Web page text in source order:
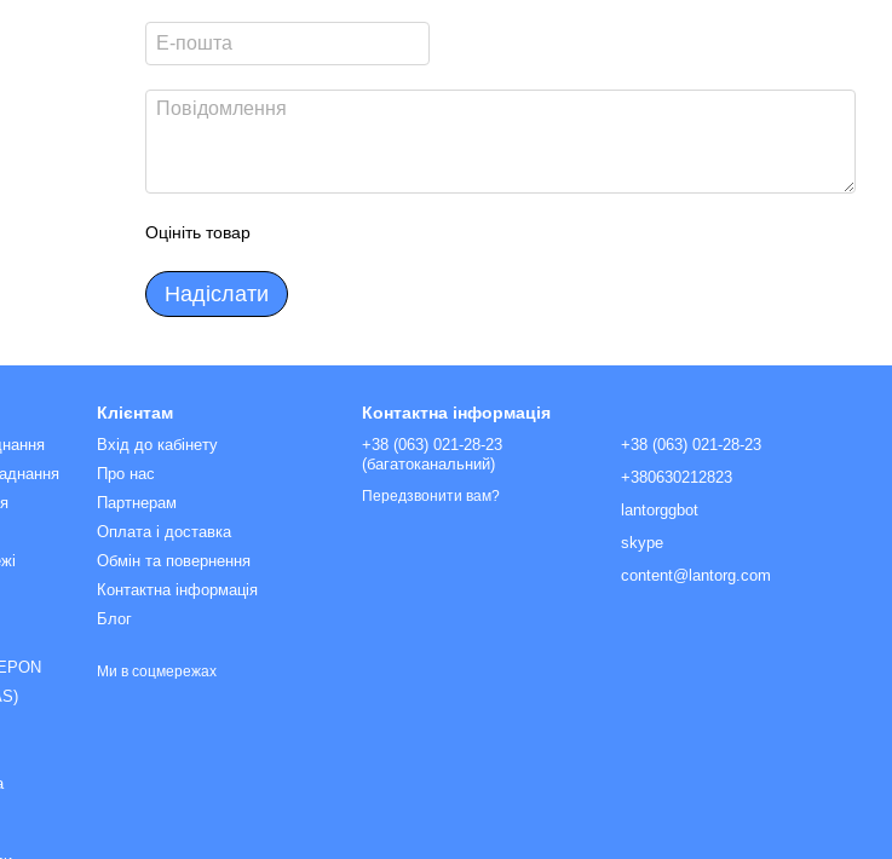
Оцініть товар
Надіслати
Клієнтам
Вхід до кабінету
Про нас
Партнерам
Оплата і доставка
Обмін та повернення
Контактна інформація
Блог
Ми в соцмережах
Контактна інформація
+38 (063) 021-28-23
(багатоканальний)
Передзвонити вам?
+38 (063) 021-28-23
+380630212823
lantorggbot
skype
content@lantorg.com